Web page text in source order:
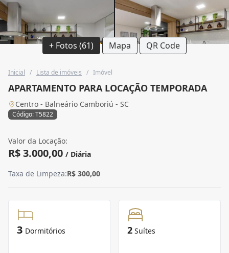
+ Fotos (61) Mapa QR Code
Inicial / Lista de imóveis / Imóvel
APARTAMENTO PARA LOCAÇÃO TEMPORADA
Centro - Balneário Camboriú - SC
Código: T5822
Valor da Locação:
R$ 3.000,00 / Diária
Taxa de Limpeza:R$ 300,00
3 Dormitórios 2 Suítes